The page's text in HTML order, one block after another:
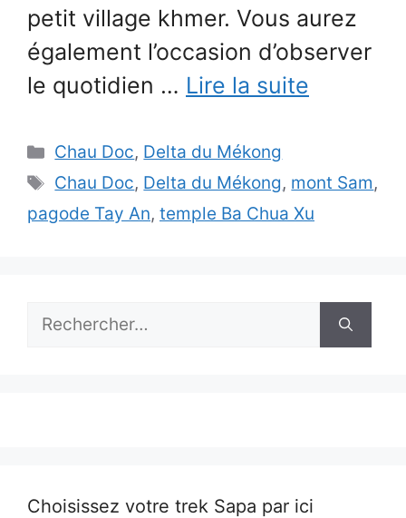
petit village khmer. Vous aurez
également l’occasion d’observer
le quotidien … Lire la suite
Catégories
Chau Doc, Delta du Mékong
Étiquettes
Chau Doc, Delta du Mékong, mont Sam,
pagode Tay An, temple Ba Chua Xu
Rechercher :
Choisissez votre trek Sapa par ici